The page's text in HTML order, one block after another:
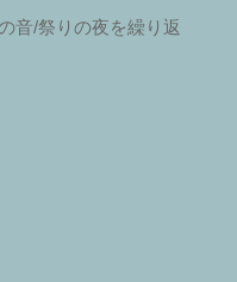
音/祭りの夜を繰り返